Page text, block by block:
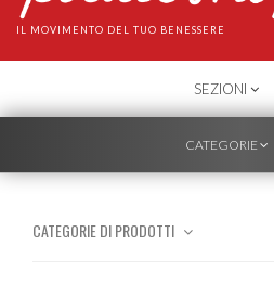
IL MOVIMENTO DEL TUO BENESSERE
TOGGLE
NAVIGATION
SEZIONI
TOGGLE
CATEGORIE
CATEGORIE DI PRODOTTI